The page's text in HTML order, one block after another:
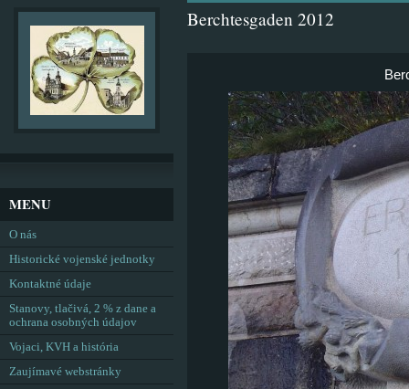
Berchtesgaden 2012
MENU
O nás
Historické vojenské jednotky
Kontaktné údaje
Stanovy, tlačivá, 2 % z dane a
ochrana osobných údajov
Vojaci, KVH a história
Zaujímavé webstránky